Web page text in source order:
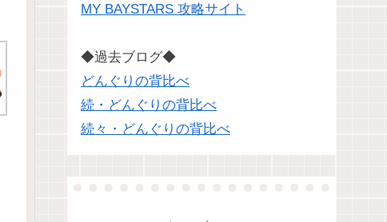
MY BAYSTARS 攻略サイト
◆過去ブログ◆
どんぐりの背比べ
続・どんぐりの背比べ
続々・どんぐりの背比べ